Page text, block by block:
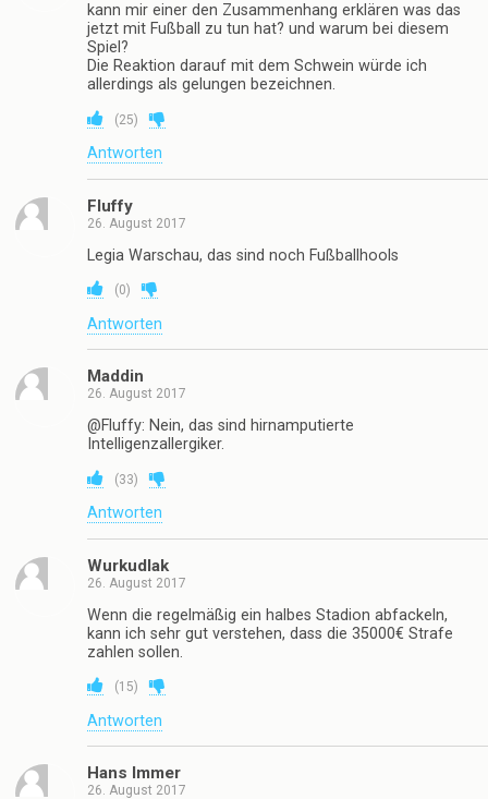
kann mir einer den Zusammenhang erklären was das
jetzt mit Fußball zu tun hat? und warum bei diesem
Spiel?
Die Reaktion darauf mit dem Schwein würde ich
allerdings als gelungen bezeichnen.
(25)
Antworten
Fluffy
26. August 2017
Legia Warschau, das sind noch Fußballhools
(0)
Antworten
Maddin
26. August 2017
@Fluffy: Nein, das sind hirnamputierte
Intelligenzallergiker.
(33)
Antworten
Wurkudlak
26. August 2017
Wenn die regelmäßig ein halbes Stadion abfackeln,
kann ich sehr gut verstehen, dass die 35000€ Strafe
zahlen sollen.
(15)
Antworten
Hans Immer
26. August 2017